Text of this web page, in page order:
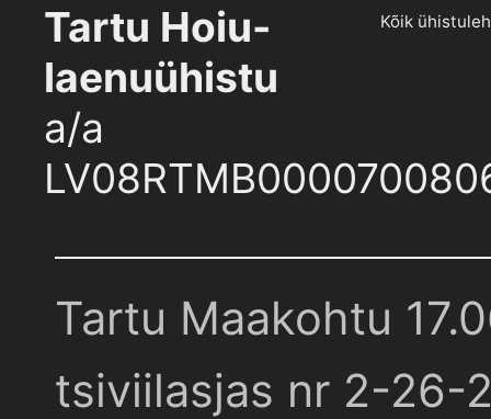
Tartu Hoiu-
laenuühistu
a/a
Kõik
Tartu Maakohtu
tsiviilasjas nr 2-26-